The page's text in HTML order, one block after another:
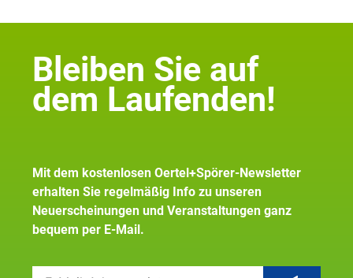
Bleiben Sie auf
dem Laufenden!
Mit dem kostenlosen Oertel+Spörer-Newsletter
erhalten Sie regelmäßig Info zu unseren
Neuerscheinungen und Veranstaltungen ganz
bequem per E-Mail.